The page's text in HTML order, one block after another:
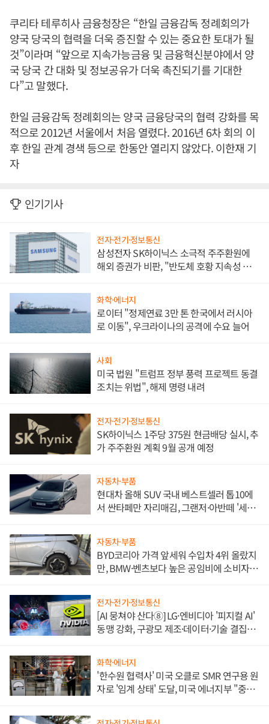
쿠리타 테루히사 금융청장은 “한일 금융감독 정례회의가
양국 당국의 협력을 더욱 증진할 수 있는 중요한 토대가 될
것”이라며 “앞으로 지속가능금융 및 금융혁신분야에서 양
국 당국 간 대화 및 정보공유가 더욱 촉진되기를 기대한
다”고 말했다.
한일 금융감독 정례회의는 양국 금융당국의 협력 강화를 목
적으로 2012년 서울에서 처음 열렸다. 2016년 6차 회의 이
후 한일 관계 경색 등으로 한동안 열리지 않았다. 이한재 기
자
인기기사
전자·전기·정보통신
삼성전자 SK하이닉스 소극적 주주환원에
해외 증권가 비판, "반도체 호황 지속성 의
화학·에너지
로이터 "정제연료 3만 톤 한국에서 러시아
로 이동", 우크라이나의 공격에 수요 늘어
사회
미국 법원 "트럼프 정부 풍력 프로젝트 동결
조치는 위법", 해제 명령 내려
전자·전기·정보통신
SK하이닉스 1주당 375원 현금배당 실시, 추
가 주주환원 계획 9월 공개 예정
자동차·부품
현대차 올해 SUV 국내 베스트셀러 톱10에
서 싼타페만 자리매김, 그랜저·아반떼 '세단
자동차·부품
BYD코리아 가격 앞세워 수입차 4위 올랐지
만, BMW·벤츠보다 높은 공임비에 소비자
전자·전기·정보통신
[AI 뭉쳐야 산다⑧] LG·엔비디아 '피지컬 AI'
동맹 강화, 구광모 제조·데이터·기술 결집
화학·에너지
'한수원 협력사' 미국 오클로 SMR 연구용 원
자로 '임계 상태' 도달, 미국 에너지부 "중요